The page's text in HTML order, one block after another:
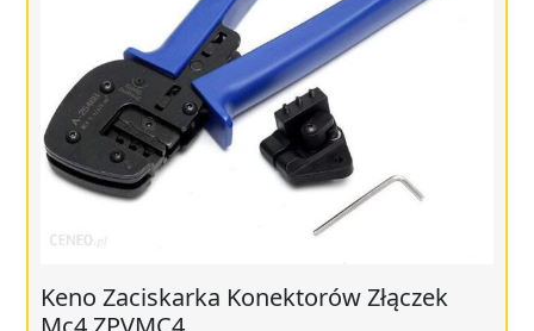
Keno Zaciskarka Konektorów Złączek